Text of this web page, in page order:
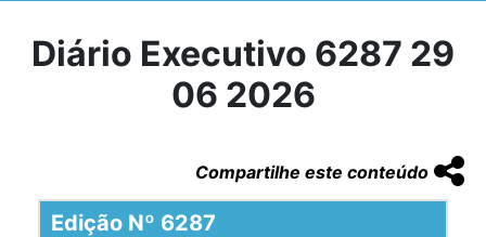
Diário Executivo 6287 29
06 2026
Compartilhe este conteúdo
Edição Nº 6287